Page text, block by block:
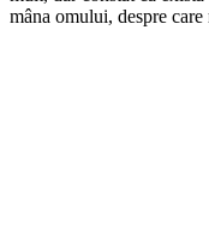
mâna omului, despre